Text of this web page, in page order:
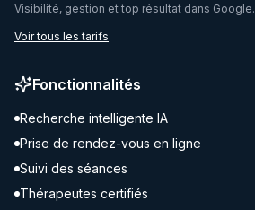
Visibilité, gestion et top résultat dans Google.
Voir tous les tarifs
Fonctionnalités
Recherche intelligente IA
Prise de rendez-vous en ligne
Suivi des séances
Thérapeutes certifiés